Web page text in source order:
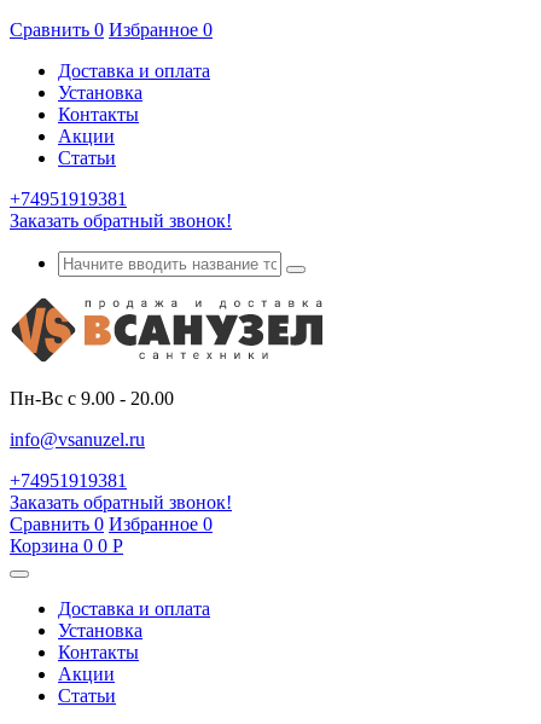
Сравнить 0 Избранное 0
Доставка и оплата
Установка
Контакты
Акции
Статьи
+74951919381
Заказать обратный звонок!
Пн-Вс с 9.00 - 20.00
info@vsanuzel.ru
+74951919381
Заказать обратный звонок!
Сравнить 0 Избранное 0
Корзина 0 0 Р
Доставка и оплата
Установка
Контакты
Акции
Статьи